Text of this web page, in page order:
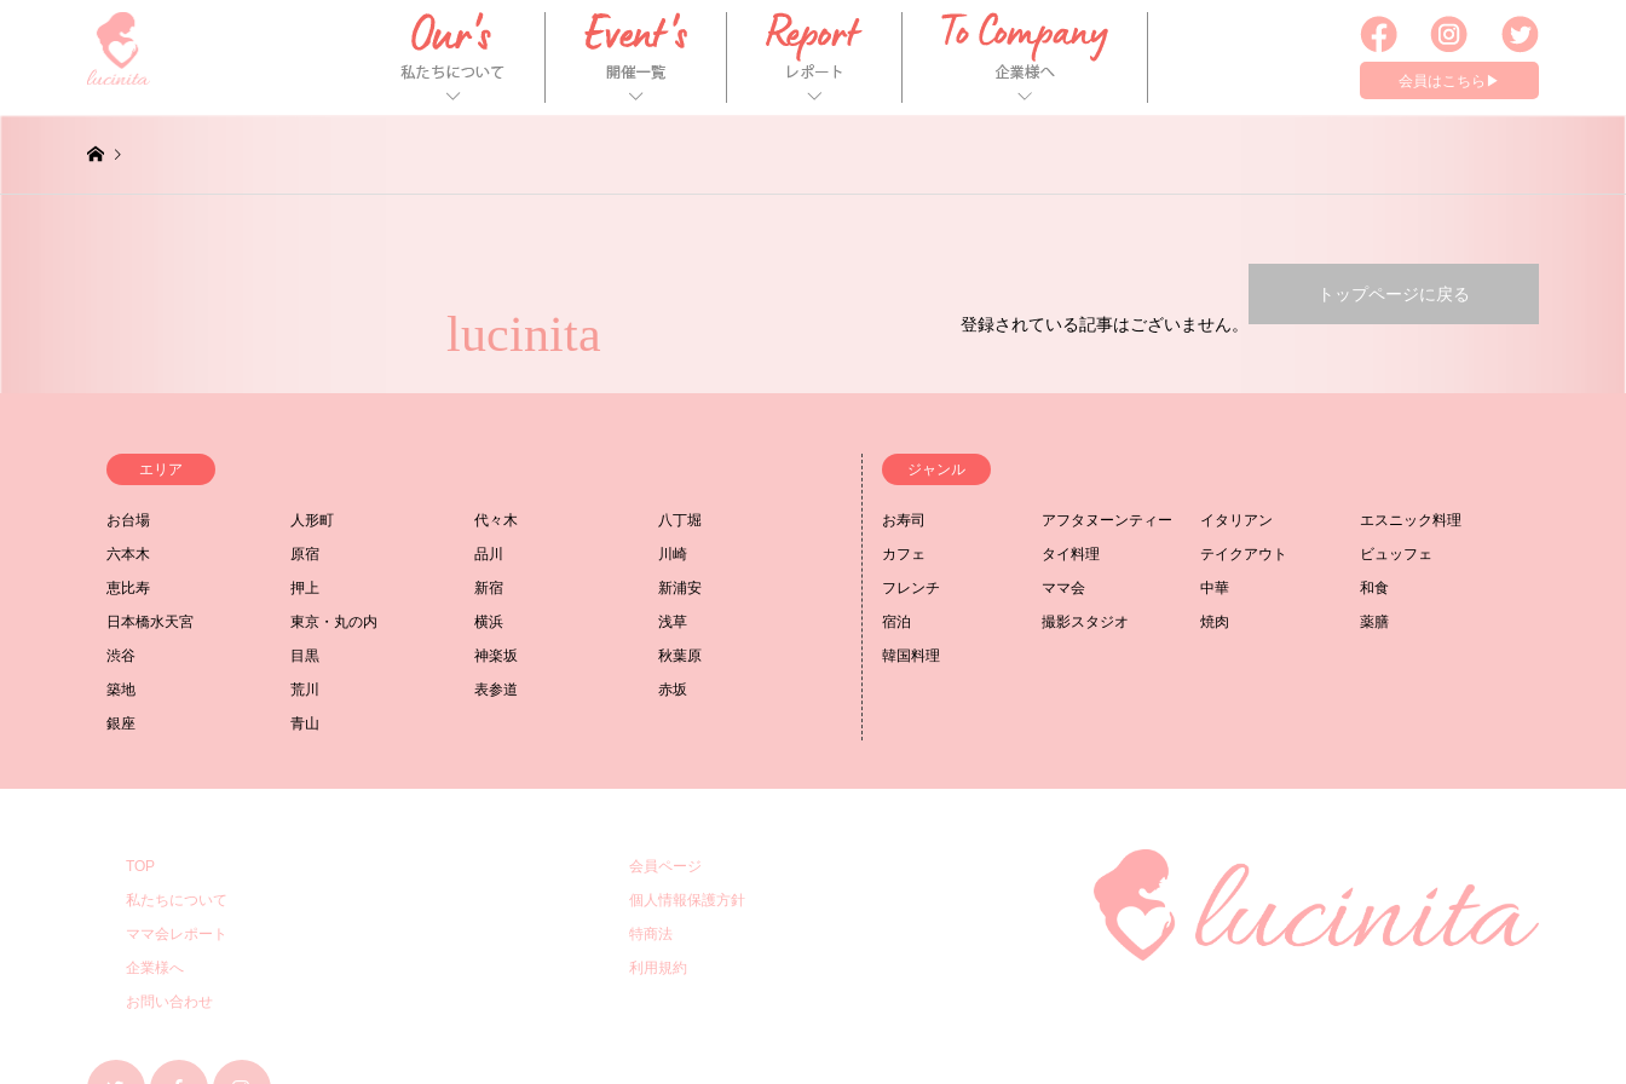
会員はこちら▶︎
lucinita 登録されている記事はございません。
トップページに戻る
エリア
お台場 人形町 代々木
八丁堀
六本木
原宿 品川
川崎
恵比寿
押上 新宿
新浦安
日本橋水天宮
東京・丸の内 横浜
浅草
渋谷
目黒 神楽坂
秋葉原
築地
荒川 表参道
赤坂
銀座
青山
ジャンル
お寿司 アフタヌーンティー イタリアン
エスニック料理
カフェ
タイ料理 テイクアウト
ビュッフェ
フレンチ
ママ会 中華
和食
宿泊
撮影スタジオ 焼肉
薬膳
韓国料理
TOP
私たちについて
ママ会レポート
企業様へ
お問い合わせ
会員ページ
個人情報保護方針
特商法
利用規約